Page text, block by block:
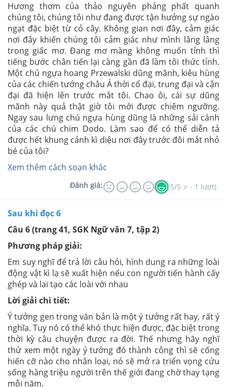
Hương thơm của thảo nguyên phảng phất quanh
chúng tôi, chúng tôi như đang được tận hưởng sự ngào
ngạt đặc biệt từ cỏ cây. Không gian nơi đây, cảm giác
nơi đây khiến chúng tôi cảm giác như mình lâng lâng
trong giấc mơ. Đang mơ màng không muốn tỉnh thì
tiếng bước chân tiến lại càng gần đã làm tôi thức tỉnh.
Một chú ngựa hoang Przewalski dũng mãnh, kiêu hùng
của các chiến tướng châu Á thời cổ đại, trung đại và cận
đại đã hiện lên trước mắt tôi. Chao ôi, cái sự dũng
mãnh này quả thật giờ tôi mới được chiêm ngưỡng.
Ngay sau lưng chú ngựa hùng dũng là những sải cánh
của các chú chim Dodo. Làm sao để có thể diễn tả
được hết khung cảnh kì diệu nơi đây trước đôi mắt nhỏ
bé của tôi?
Xem thêm cách soạn khác
Đánh giá: (5/5 ⭐ - 1 lượt)
Sau khi đọc 6
Câu 6 (trang 41, SGK Ngữ văn 7, tập 2)
Phương pháp giải:
Em suy nghĩ để trả lời câu hỏi, hình dung ra những loài
động vật kì lạ sẽ xuất hiện nếu con người tiến hành cấy
ghép và lai tạo các loài với nhau
Lời giải chi tiết:
Ý tưởng gen trong văn bản là một ý tưởng rất hay, rất ý
nghĩa. Tuy nó có thể khó thực hiện được, đặc biệt trong
thời kỳ câu chuyện được ra đời. Thế nhưng hãy nghĩ
thử xem một ngày ý tưởng đó thành công thì sẽ cống
hiến cỡ nào cho nhân loại, nó sẽ mở ra triển vọng cứu
sống hàng triệu người trên thế giới đang chờ thay tạng
mỗi năm.